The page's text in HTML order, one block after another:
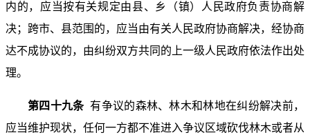
内的，应当按有关规定由县、乡（镇）人民政府负责协商解
决；跨市、县范围的，应当由有关人民政府协商解决，经协商
达不成协议的，由纠纷双方共同的上一级人民政府依法作出处
理。
第四十九条有争议的森林、林木和林地在纠纷解决前，
应当维护现状，任何一方都不准进入争议区域砍伐林木或者从